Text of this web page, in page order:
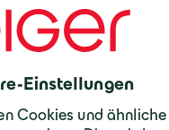
Rohstoffe
recycelten